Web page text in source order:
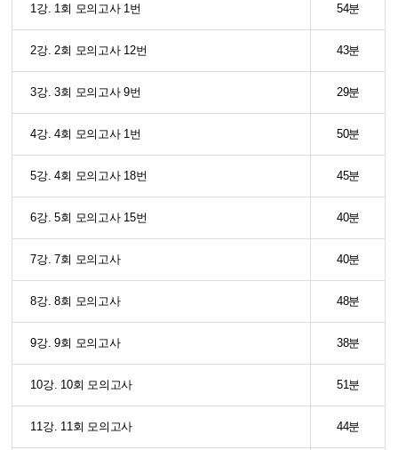
1강. 1회 모의고사 1번 54분
2강. 2회 모의고사 12번 43분
3강. 3회 모의고사 9번 29분
4강. 4회 모의고사 1번 50분
5강. 4회 모의고사 18번 45분
6강. 5회 모의고사 15번 40분
7강. 7회 모의고사 40분
8강. 8회 모의고사 48분
9강. 9회 모의고사 38분
10강. 10회 모의고사 51분
11강. 11회 모의고사 44분